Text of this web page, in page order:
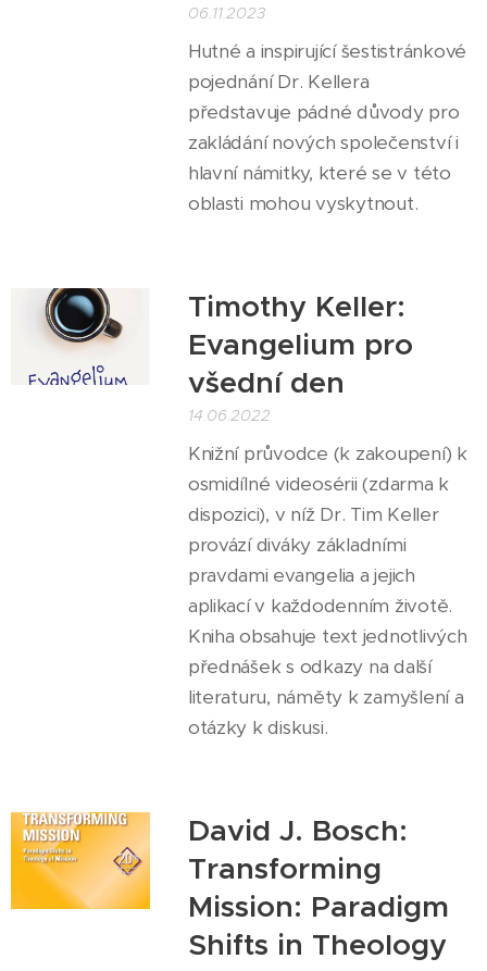
06.11.2023
Hutné a inspirující šestistránkové
pojednání Dr. Kellera
představuje pádné důvody pro
zakládání nových společenství i
hlavní námitky, které se v této
oblasti mohou vyskytnout.
Timothy Keller:
Evangelium pro
všední den
14.06.2022
Knižní průvodce (k zakoupení) k
osmidílné videosérii (zdarma k
dispozici), v níž Dr. Tim Keller
provází diváky základními
pravdami evangelia a jejich
aplikací v každodenním životě.
Kniha obsahuje text jednotlivých
přednášek s odkazy na další
literaturu, náměty k zamyšlení a
otázky k diskusi.
David J. Bosch:
Transforming
Mission: Paradigm
Shifts in Theology